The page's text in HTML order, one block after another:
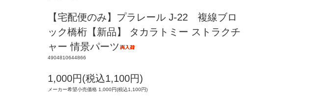
【宅配便のみ】プラレール J-22 複線ブロ
ック橋桁【新品】 タカラトミー ストラクチ
ャー 情景パーツ
4904810644866
1,000円(税込1,100円)
メーカー希望小売価格 1,000円(税込1,100円)